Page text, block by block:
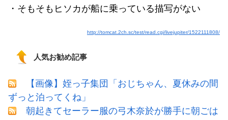
・そもそもヒソカが船に乗っている描写がない
http://tomcat.2ch.sc/test/read.cgi/livejupiter/1522111808/
人気お勧め記事
【画像】姪っ子集団「おじちゃん、夏休みの間
ずっと泊ってくね」
朝起きてセーラー服の弓木奈於が勝手に朝ごは